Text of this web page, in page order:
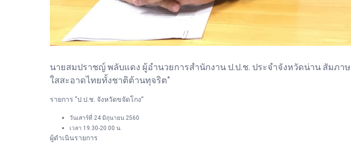
นายสมปราชญ์ พลับแดง ผู้อำนวยการสำนักงาน ป.ป.ช. ประจำจังหวัดน่าน สัมภ
ใสสะอาดไทยทั้งชาติต้านทุจริต"
รายการ “ป.ป.ช. จังหวัดขจัดโกง”
วันเสาร์ที่ 24 มิถุนายน 2560
เวลา 19.30-20.00 น.
ผู้ดำเนินรายการ